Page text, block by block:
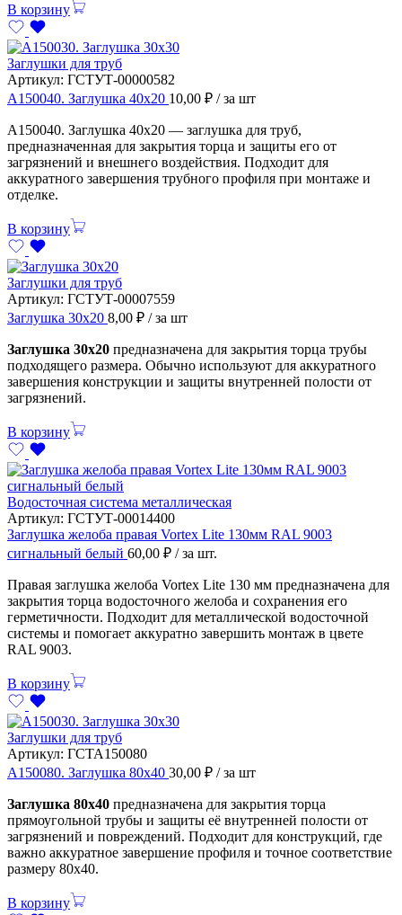
В корзину
Заглушки для труб
Артикул: ГСТУТ-00000582
А150040. Заглушка 40х20 10,00 ₽ / за шт
А150040. Заглушка 40х20 — заглушка для труб,
предназначенная для закрытия торца и защиты его от
загрязнений и внешнего воздействия. Подходит для
аккуратного завершения трубного профиля при монтаже и
отделке.
В корзину
Заглушки для труб
Артикул: ГСТУТ-00007559
Заглушка 30х20 8,00 ₽ / за шт
Заглушка 30х20 предназначена для закрытия торца трубы
подходящего размера. Обычно используют для аккуратного
завершения конструкции и защиты внутренней полости от
загрязнений.
В корзину
Водосточная система металлическая
Артикул: ГСТУТ-00014400
Заглушка желоба правая Vortex Lite 130мм RAL 9003
сигнальный белый 60,00 ₽ / за шт.
Правая заглушка желоба Vortex Lite 130 мм предназначена для
закрытия торца водосточного желоба и сохранения его
герметичности. Подходит для металлической водосточной
системы и помогает аккуратно завершить монтаж в цвете
RAL 9003.
В корзину
Заглушки для труб
Артикул: ГСТА150080
А150080. Заглушка 80х40 30,00 ₽ / за шт
Заглушка 80х40 предназначена для закрытия торца
прямоугольной трубы и защиты её внутренней полости от
загрязнений и повреждений. Подходит для конструкций, где
важно аккуратное завершение профиля и точное соответствие
размеру 80х40.
В корзину